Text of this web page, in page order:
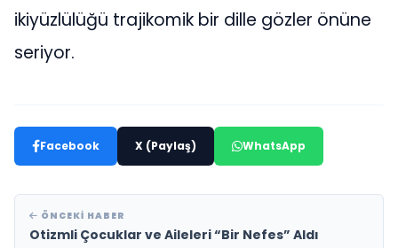
ikiyüzlülüğü trajikomik bir dille gözler önüne
seriyor.
Facebook X (Paylaş) WhatsApp
ÖNCEKI HABER
Otizmli Çocuklar ve Aileleri “Bir Nefes” Aldı